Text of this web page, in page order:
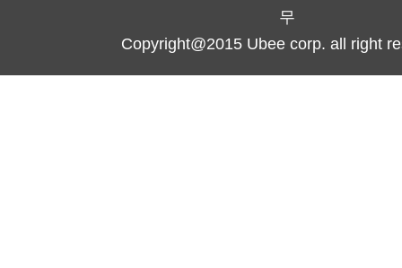
무
Copyright@2015 Ubee corp. all right